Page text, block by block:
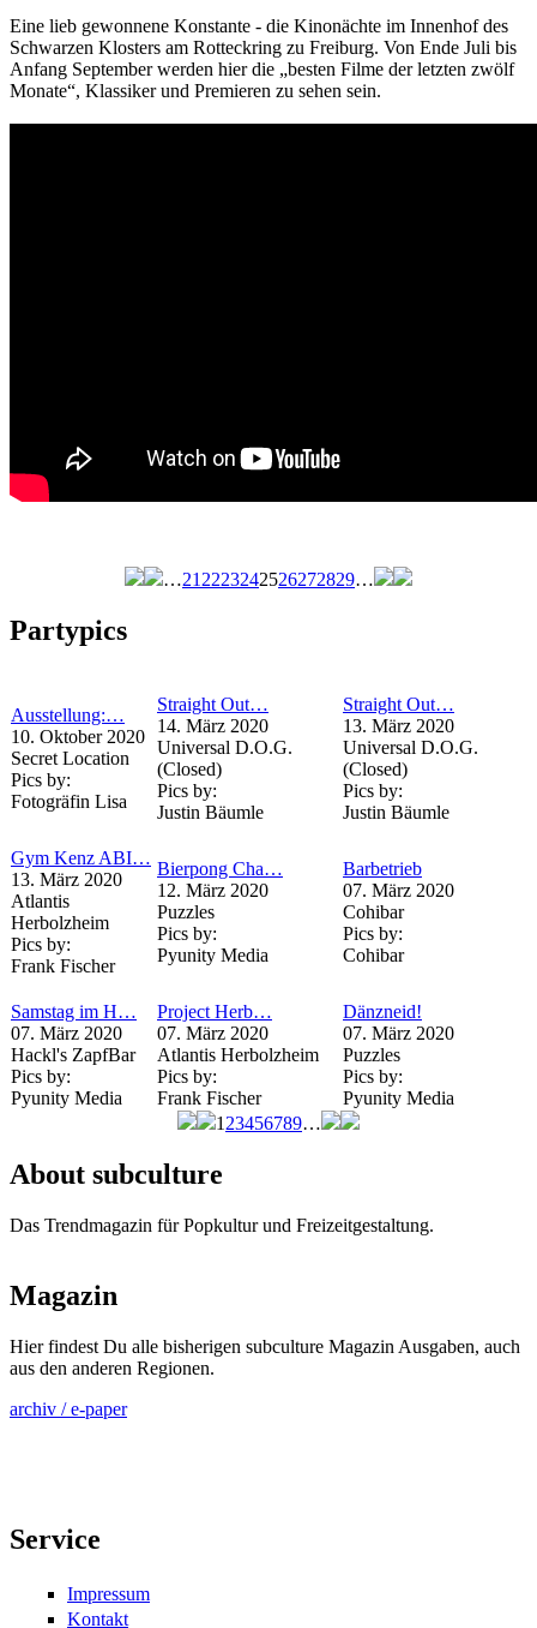
Eine lieb gewonnene Konstante - die Kinonächte im Innenhof des
Schwarzen Klosters am Rotteckring zu Freiburg. Von Ende Juli bis
Anfang September werden hier die „besten Filme der letzten zwölf
Monate“, Klassiker und Premieren zu sehen sein.
…21 2223242526272829…
Partypics
Ausstellung:…
10. Oktober 2020
Secret Location
Pics by:
Fotogräfin Lisa
Straight Out…
14. März 2020
Universal D.O.G.
(Closed)
Pics by:
Justin Bäumle
Straight Out…
13. März 2020
Universal D.O.G.
(Closed)
Pics by:
Justin Bäumle
Gym Kenz ABI…
13. März 2020
Atlantis
Herbolzheim
Pics by:
Frank Fischer
Bierpong Cha…
12. März 2020
Puzzles
Pics by:
Pyunity Media
Barbetrieb
07. März 2020
Cohibar
Pics by:
Cohibar
Samstag im H…
07. März 2020
Hackl's ZapfBar
Pics by:
Pyunity Media
Project Herb…
07. März 2020
Atlantis Herbolzheim
Pics by:
Frank Fischer
Dänzneid!
07. März 2020
Puzzles
Pics by:
Pyunity Media
1 23456789…
About subculture
Das Trendmagazin für Popkultur und Freizeitgestaltung.
Magazin
Hier findest Du alle bisherigen subculture Magazin Ausgaben, auch
aus den anderen Regionen.
archiv / e-paper
Service
Impressum
Kontakt